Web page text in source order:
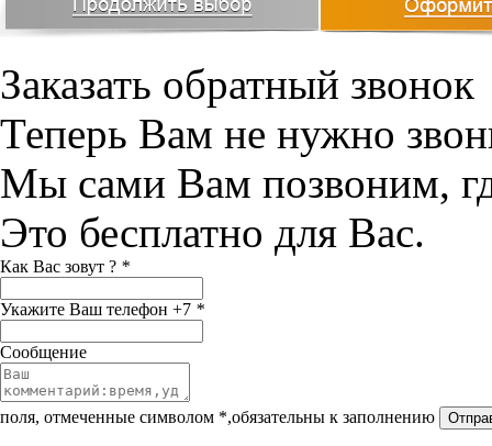
Заказать обратный звонок
Теперь Вам не нужно
Мы сами Вам позвоним,
Это бесплатно для Вас.
Как Вас зовут ? *
Укажите Ваш телефон +7 *
Сообщение
поля, отмеченные символом *,обязательны к заполнению